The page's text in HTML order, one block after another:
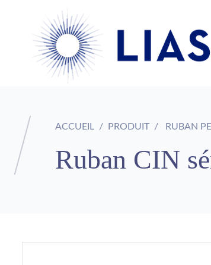
ACCUEIL PRODUIT RUBAN
Ruban CIN